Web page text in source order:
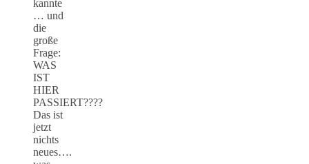
kannte
… und
die
große
Frage:
WAS
IST
HIER
PASSIERT????
Das ist
jetzt
nichts
neues….